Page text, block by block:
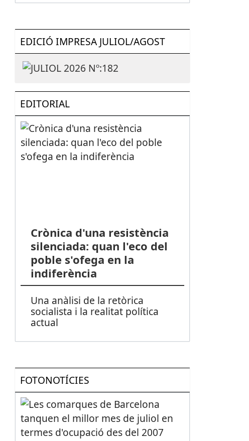
EDICIÓ IMPRESA JULIOL/AGOST
EDITORIAL
Crònica d'una resistència
silenciada: quan l'eco del
poble s'ofega en la
indiferència
Una anàlisi de la retòrica
socialista i la realitat política
actual
FOTONOTÍCIES